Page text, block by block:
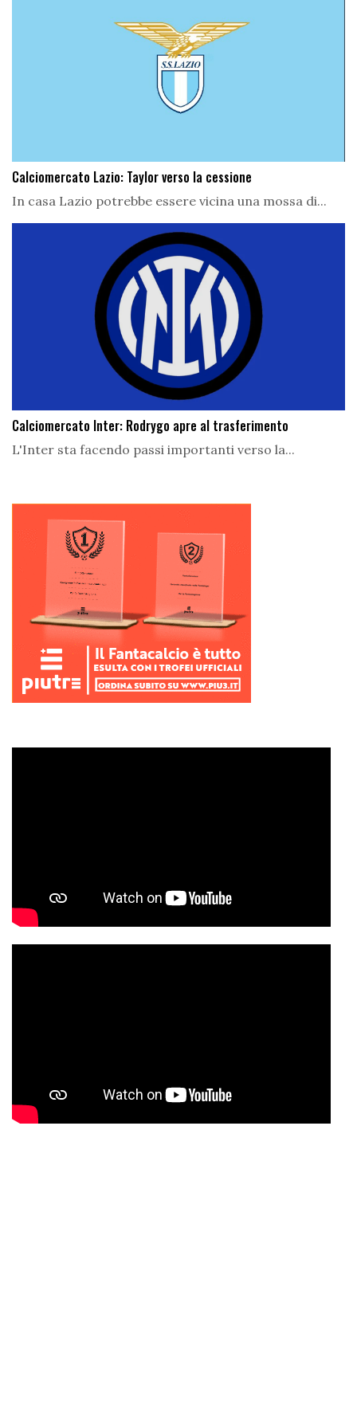
Calciomercato Lazio: Taylor verso la cessione
In casa Lazio potrebbe essere vicina una mossa di...
Calciomercato Inter: Rodrygo apre al trasferimento
L'Inter sta facendo passi importanti verso la...